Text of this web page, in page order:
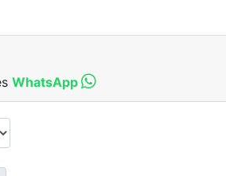
WhatsApp